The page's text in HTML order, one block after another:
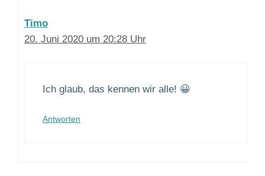
Timo
20. Juni 2020 um 20:28 Uhr
Ich glaub, das kennen wir alle! 😀
Antworten